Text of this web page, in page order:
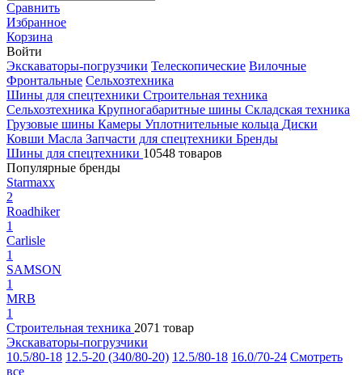
Сравнить
Избранное
Корзина
Войти
Экскаваторы-погрузчики Телескопические Вилочные
Фронтальные Сельхозтехника
Шины для спецтехники Строительная техника
Сельхозтехника Крупногабаритные шины Складская техника
Грузовые шины Камеры Уплотнительные кольца Диски
Ковши Масла Запчасти для спецтехники Бренды
Шины для спецтехники 10548 товаров
Популярные бренды
Starmaxx
2
Roadhiker
1
Carlisle
1
SAMSON
1
MRB
1
Строительная техника 2071 товар
Экскаваторы-погрузчики
10.5/80-18 12.5-20 (340/80-20) 12.5/80-18 16.0/70-24 Смотреть
все